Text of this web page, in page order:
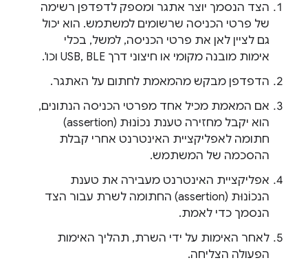
הצד הנסמך יוצר אתגר ומספק לדפדפן רשימה
של פרטי הכניסה שרשומים למשתמש. הוא יכול
גם לציין לאן את פרטי הכניסה, למשל, בכלי
אימות מובנה מקומי או חיצוני דרך USB, BLE וכו'.
הדפדפן מבקש מהמאמת לחתום על האתגר.
אם המאמת מכיל אחד מפרטי הכניסה הנתונים,
הוא יקבל מחזירה טענת נכוֹנוּת (assertion)
חתומה לאפליקציית האינטרנט אחרי קבלת
ההסכמה של המשתמש.
אפליקציית האינטרנט מעבירה את טענת
הנכוֹנוּת (assertion) החתומה לשרת עבור הצד
הנסמך כדי לאמת.
לאחר האימות על ידי השרת, תהליך האימות
הפעולה הצליחה.